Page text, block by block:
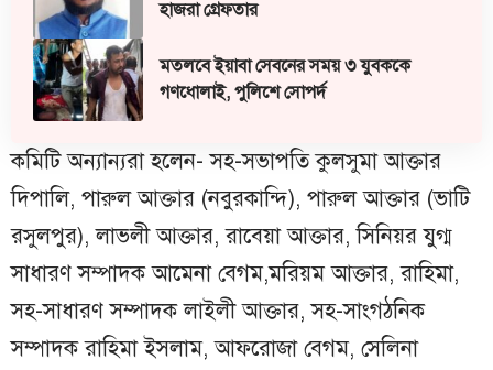
হাজরা গ্রেফতার
মতলবে ইয়াবা সেবনের সময় ৩ যুবককে
গণধোলাই, পুলিশে সোপর্দ
কমিটি অন্যান্যরা হলেন- সহ-সভাপতি কুলসুমা আক্তার
দিপালি, পারুল আক্তার (নবুরকান্দি), পারুল আক্তার (ভাটি
রসুলপুর), লাভলী আক্তার, রাবেয়া আক্তার, সিনিয়র যুগ্ম
সাধারণ সম্পাদক আমেনা বেগম,মরিয়ম আক্তার, রাহিমা,
সহ-সাধারণ সম্পাদক লাইলী আক্তার, সহ-সাংগঠনিক
সম্পাদক রাহিমা ইসলাম, আফরোজা বেগম, সেলিনা